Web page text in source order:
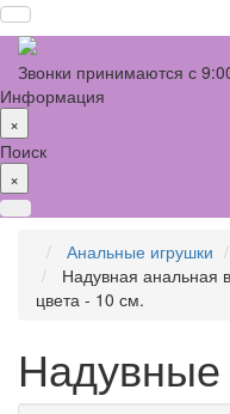
Звонки принимаются с
Информация
×
Поиск
×
Анальные игрушки
Надувная анальная
цвета - 10 см.